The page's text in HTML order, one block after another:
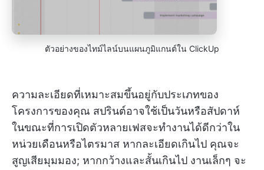
ตัวอย่างของไทม์ไลน์บนแผนภูมิแกนต์ใน ClickUp
ความละเอียดที่เหมาะสมขึ้นอยู่กับประเภทของ
โครงการของคุณ สปรินต์อาจใช้เป็นวันหรือสัปดาห์
ในขณะที่การเปิดตัวหลายเฟสจะทำงานได้ดีกว่าใน
หน่วยเดือนหรือไตรมาส หากละเอียดเกินไป คุณจะ
สูญเสียมุมมอง; หากกว้างและสั้นเกินไป งานเล็กๆ จะ